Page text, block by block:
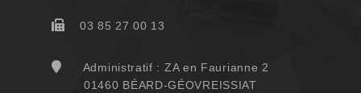
03 85 27 00 13
Administratif : ZA en Faurianne 2
01460 BÉARD-GÉOVREISSIAT